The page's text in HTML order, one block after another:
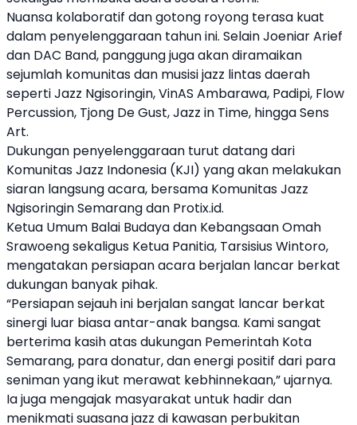
Nuansa kolaboratif dan gotong royong terasa kuat
dalam penyelenggaraan tahun ini. Selain Joeniar Arief
dan DAC Band, panggung juga akan diramaikan
sejumlah komunitas dan musisi jazz lintas daerah
seperti Jazz Ngisoringin, VinAS Ambarawa, Padipi, Flow
Percussion, Tjong De Gust, Jazz in Time, hingga Sens
Art.
Dukungan penyelenggaraan turut datang dari
Komunitas Jazz Indonesia (KJI) yang akan melakukan
siaran langsung acara, bersama Komunitas Jazz
Ngisoringin Semarang dan Protix.id.
Ketua Umum Balai Budaya dan Kebangsaan Omah
Srawoeng sekaligus Ketua Panitia, Tarsisius Wintoro,
mengatakan persiapan acara berjalan lancar berkat
dukungan banyak pihak.
“Persiapan sejauh ini berjalan sangat lancar berkat
sinergi luar biasa antar-anak bangsa. Kami sangat
berterima kasih atas dukungan Pemerintah Kota
Semarang, para donatur, dan energi positif dari para
seniman yang ikut merawat kebhinnekaan,” ujarnya.
Ia juga mengajak masyarakat untuk hadir dan
menikmati suasana jazz di kawasan perbukitan